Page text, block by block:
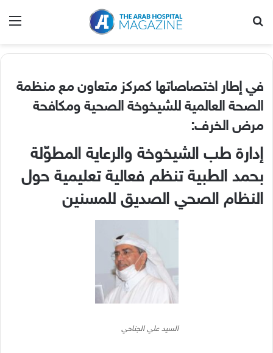
في إطار اختصاصاتها كمركز متعاون مع منظمة
الصحة العالمية للشيخوخة الصحية ومكافحة
مرض الخرف:
إدارة طب الشيخوخة والرعاية المطوّلة
بحمد الطبية تنظم فعالية تعليمية حول
النظام الصحي الصديق للمسنين
السيد علي الجناحي